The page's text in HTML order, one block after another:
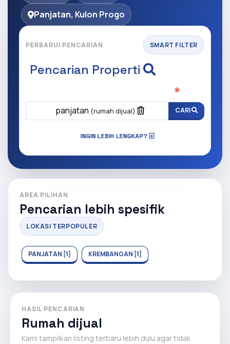
Panjatan, Kulon Progo
PERBARUI PENCARIAN SMART FILTER
Pencarian Properti
panjatan (rumah dijual) CARI
INGIN LEBIH LENGKAP?
AREA PILIHAN
Pencarian lebih spesifik
LOKASI TERPOPULER
PANJATAN [1] KREMBANGAN [1]
HASIL PENCARIAN
Rumah dijual
Kami tampilkan listing terbaru lebih dulu agar tidak